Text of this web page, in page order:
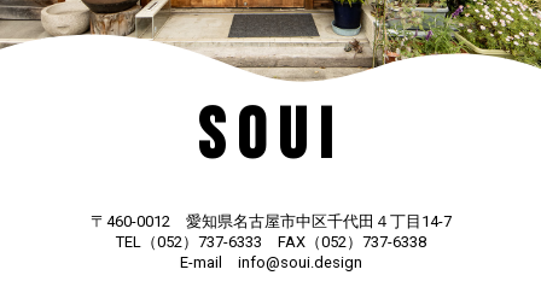
SOUI
〒460-0012 愛知県名古屋市中区千代田４丁目14-7
TEL（052）737-6333 FAX（052）737-6338
E-mail info@soui.design